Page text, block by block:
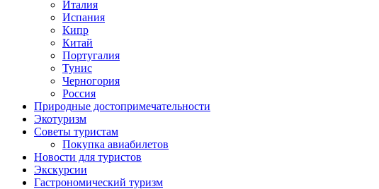
Италия
Испания
Кипр
Китай
Португалия
Тунис
Черногория
Россия
Природные достопримечательности
Экотуризм
Советы туристам
Покупка авиабилетов
Новости для туристов
Экскурсии
Гастрономический туризм